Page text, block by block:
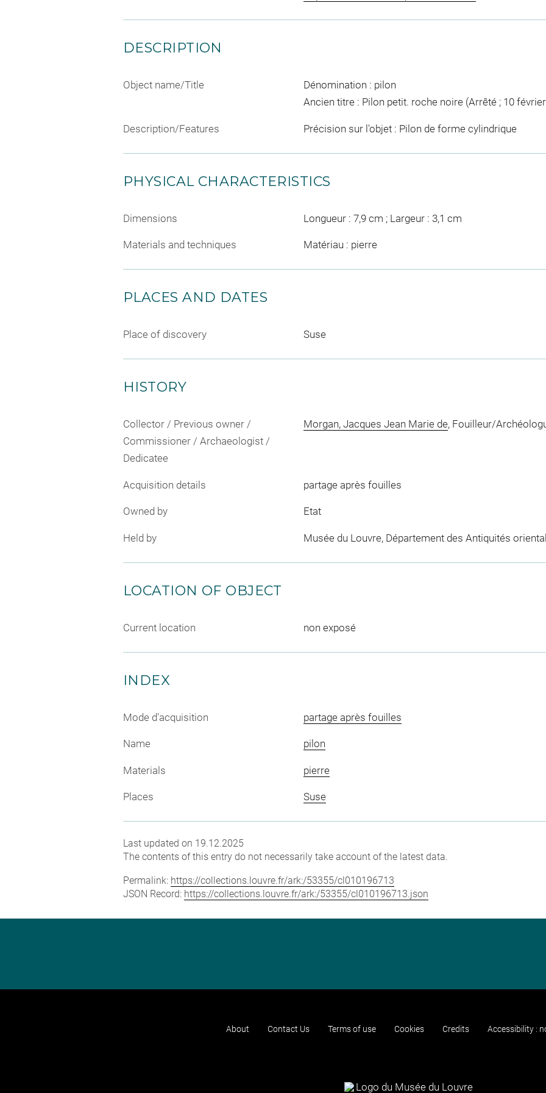
DESCRIPTION
Object name/Title
Dénomination : pilon
Ancien titre : Pilon petit. roche noire (Arrêté ; 10
Description/Features Précision sur l'objet : Pilon de forme cylindrique
PHYSICAL CHARACTERISTICS
Dimensions Longueur : 7,9 cm ; Largeur : 3,1 cm
Materials and techniques Matériau : pierre
PLACES AND DATES
Place of discovery Suse
HISTORY
Collector / Previous owner /
Commissioner / Archaeologist /
Dedicatee
Morgan, Jacques Jean Marie de, Fouilleur/
Acquisition details partage après fouilles
Owned by Etat
Held by Musée du Louvre, Département des Antiquités
LOCATION OF OBJECT
Current location non exposé
INDEX
Mode d'acquisition partage après fouilles
Name pilon
Materials pierre
Places Suse
Last updated on 19.12.2025
The contents of this entry do not necessarily take account of the latest data.
Permalink: https://collections.louvre.fr/ark:/53355/cl010196713
JSON Record: https://collections.louvre.fr/ark:/53355/cl010196713.json
About Contact Us Terms of use Cookies Credits Accessibility :